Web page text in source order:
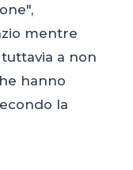
mentre
a non
hanno
la